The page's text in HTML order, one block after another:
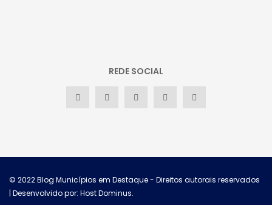
REDE SOCIAL
© 2022Blog Municípios em Destaque- Direitos autorais reservados
| Desenvolvido por: Host Dominus.